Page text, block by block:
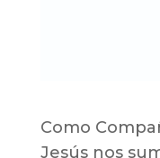
Como
Jesús nos